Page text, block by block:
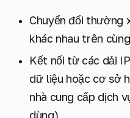
Chuyển đổi thường
khác nhau trên
Kết nối từ các dải
dữ liệu hoặc cơ sở
nhà cung cấp dịch
dùng)